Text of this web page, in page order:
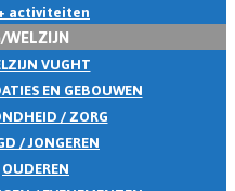
activiteiten
VUGHT
EN GEBOUWEN
/ ZORG
/ JONGEREN
OUDEREN